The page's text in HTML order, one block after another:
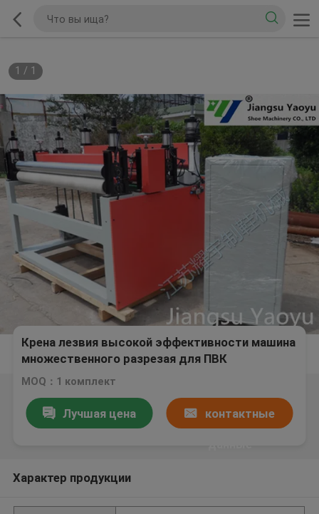
1 / 1
Крена лезвия высокой эффективности машина
множественного разрезая для ПВК
неподдельной кожи
MOQ：1 комплект
Лучшая цена контактные
Характер продукции